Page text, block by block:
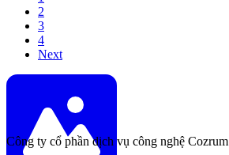
2
3
4
Next
Công ty cổ phần dịch vụ công nghệ Cozrum